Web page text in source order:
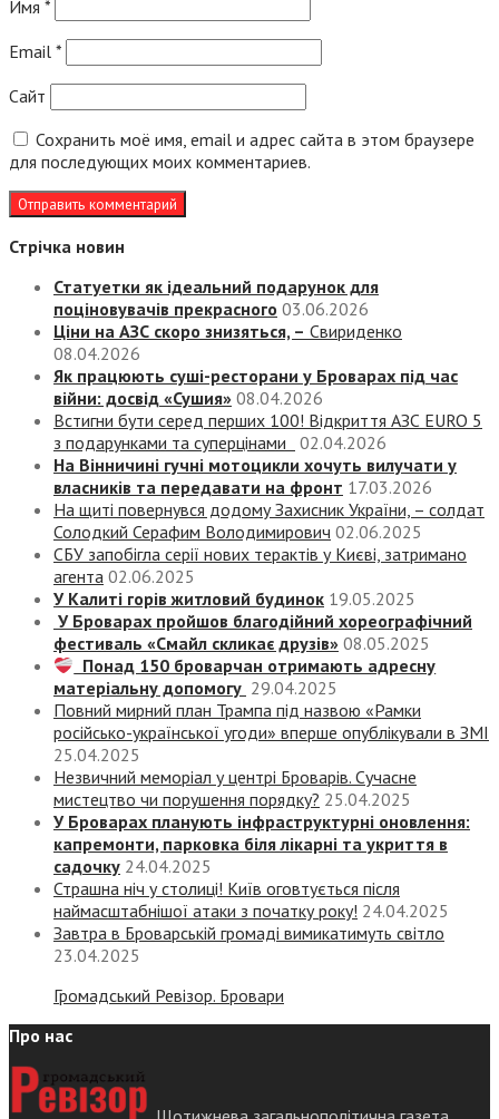
Имя *
Email *
Сайт
Сохранить моё имя, email и адрес сайта в этом браузере
для последующих моих комментариев.
Стрічка новин
Статуетки як ідеальний подарунок для
поціновувачів прекрасного 03.06.2026
Ціни на АЗС скоро знизяться, – Свириденко
08.04.2026
Як працюють суші-ресторани у Броварах під час
війни: досвід «Сушия» 08.04.2026
Встигни бути серед перших 100! Відкриття АЗС EURO 5
з подарунками та суперцінами
02.04.2026
На Вінничині гучні мотоцикли хочуть вилучати у
власників та передавати на фронт 17.03.2026
На щиті повернувся додому Захисник України, – солдат
Солодкий Серафим Володимирович 02.06.2025
СБУ запобігла серії нових терактів у Києві, затримано
агента 02.06.2025
У Калиті горів житловий будинок 19.05.2025
У Броварах пройшов благодійний хореографічний
фестиваль «Смайл скликає друзів» 08.05.2025
Понад 150 броварчан отримають адресну
матеріальну допомогу 29.04.2025
Повний мирний план Трампа під назвою «‎Рамки
російсько-української угоди» вперше опублікували в ЗМІ
25.04.2025
Незвичний меморіал у центрі Броварів. Сучасне
мистецтво чи порушення порядку? 25.04.2025
У Броварах планують інфраструктурні оновлення:
капремонти, парковка біля лікарні та укриття в
садочку 24.04.2025
Страшна ніч у столиці! Київ оговтується після
наймасштабнішої атаки з початку року! 24.04.2025
Завтра в Броварській громаді вимикатимуть світло
23.04.2025
Громадський Ревізор. Бровари
Про нас